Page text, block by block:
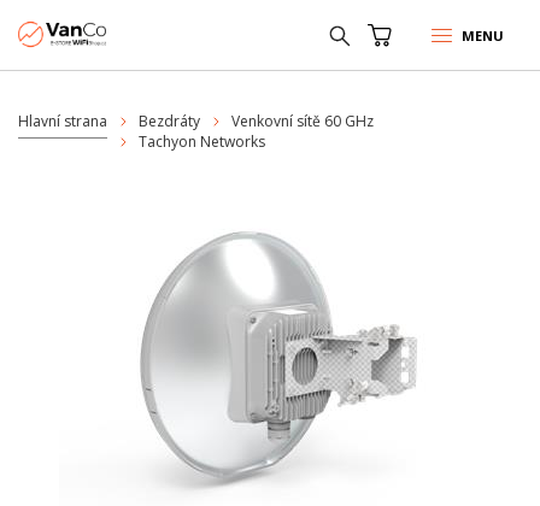
MENU
Hlavní strana Bezdráty
Venkovní sítě 60 GHz
Tachyon Networks